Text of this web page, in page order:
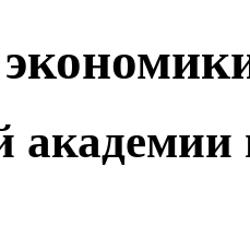
академии